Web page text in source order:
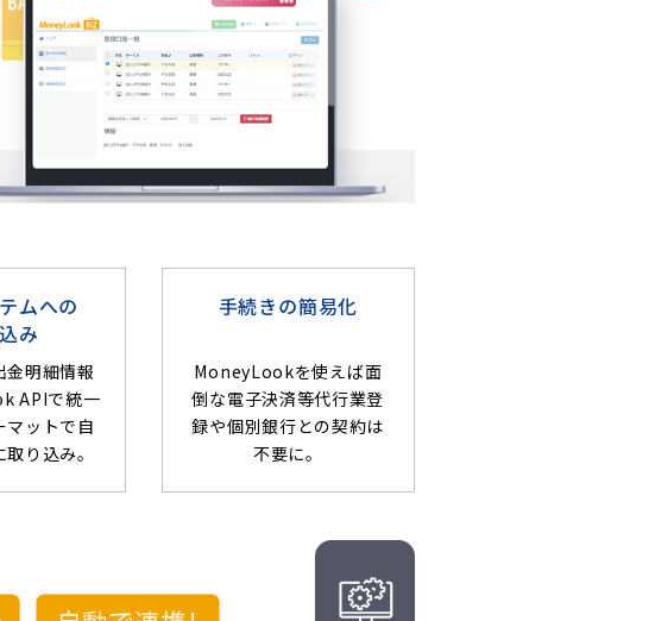
ムへの
み
金明細情報
APIで統一
マットで自
り込み。
手続きの簡易化
MoneyLookを使えば面
倒な電子決済等代行業登
録や個別銀行との契約は
不要に。